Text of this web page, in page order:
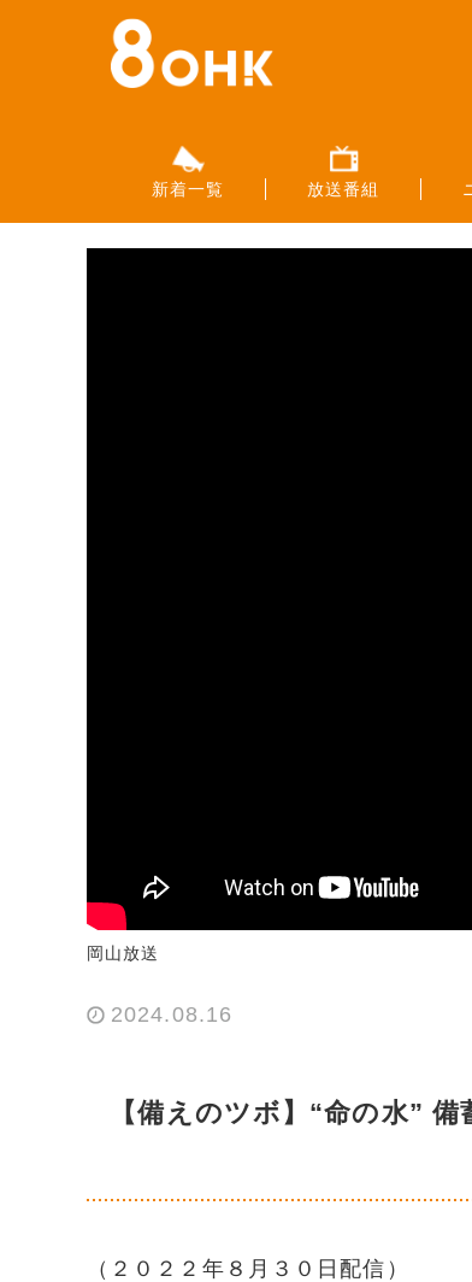
新着一覧 放送番組
岡山放送
2024.08.16
【備えのツボ】“命の水”
（２０２２年８月３０日配信）